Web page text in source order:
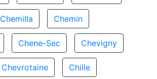
Chemilla Chemin
Chene-Sec Chevigny
Chevrotaine Chille